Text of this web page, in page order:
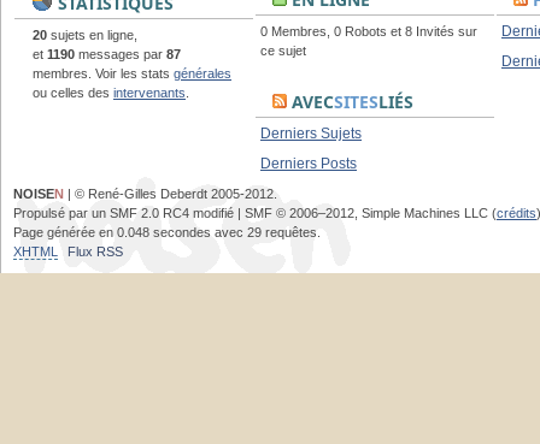
20 sujets en ligne,
et 1190 messages par 87
membres. Voir les stats générales
ou celles des intervenants
0 Membres, 0 Robots et 8 Invités sur
ce sujet
AVECSITESLIÉS
Derniers Sujets
Derniers Posts
NOISEN | © René-Gilles Deberdt 2005-2012.
Propulsé par un SMF 2.0 RC4 modifié | SMF © 2006–2012, Simple Machines LLC (crédits)
Page générée en 0.048 secondes avec 29 requêtes.
XHTML
Flux RSS